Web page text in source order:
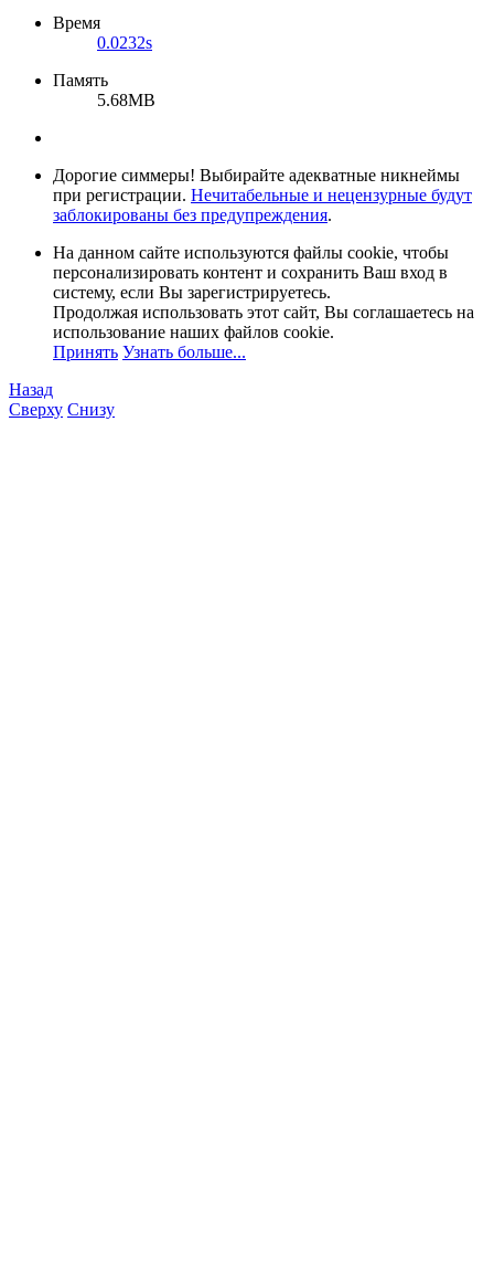
Время
0.0232s
Память
5.68MB
Дорогие симмеры! Выбирайте адекватные никнеймы
при регистрации. Нечитабельные и нецензурные будут
заблокированы без предупреждения.
На данном сайте используются файлы cookie, чтобы
персонализировать контент и сохранить Ваш вход в
систему, если Вы зарегистрируетесь.
Продолжая использовать этот сайт, Вы соглашаетесь на
использование наших файлов cookie.
Принять Узнать больше...
Назад
Сверху Снизу